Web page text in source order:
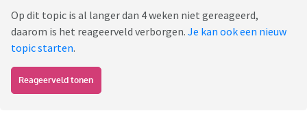
Op dit topic is al langer dan 4 weken niet gereageerd,
daarom is het reageerveld verborgen. Je kan ook een nieuw
topic starten.
Reageerveld tonen